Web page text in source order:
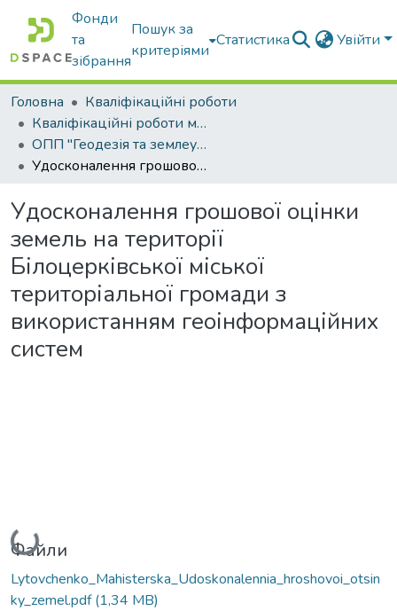
Фонди
та
зібрання
Пошук за
критеріями
Статистика Увійти
Головна
Кваліфікаційні роботи
Кваліфікаційні роботи магістрів
ОПП "Геодезія та землеустрій"
Удосконалення грошової оцінки земель на території Білоцерківської міської територіальної громади з використанням геоінформаційних систем
Удосконалення грошової оцінки
земель на території
Білоцерківської міської
територіальної громади з
використанням геоінформаційних
систем
Вантажиться...
Файли
Lytovchenko_Mahisterska_Udoskonalennia_hroshovoi_otsin
ky_zemel.pdf(1,34 MB)